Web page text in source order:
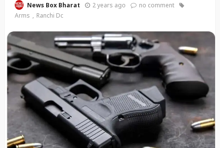
News Box Bharat 2 years ago
no comment
Arms
Ranchi Dc